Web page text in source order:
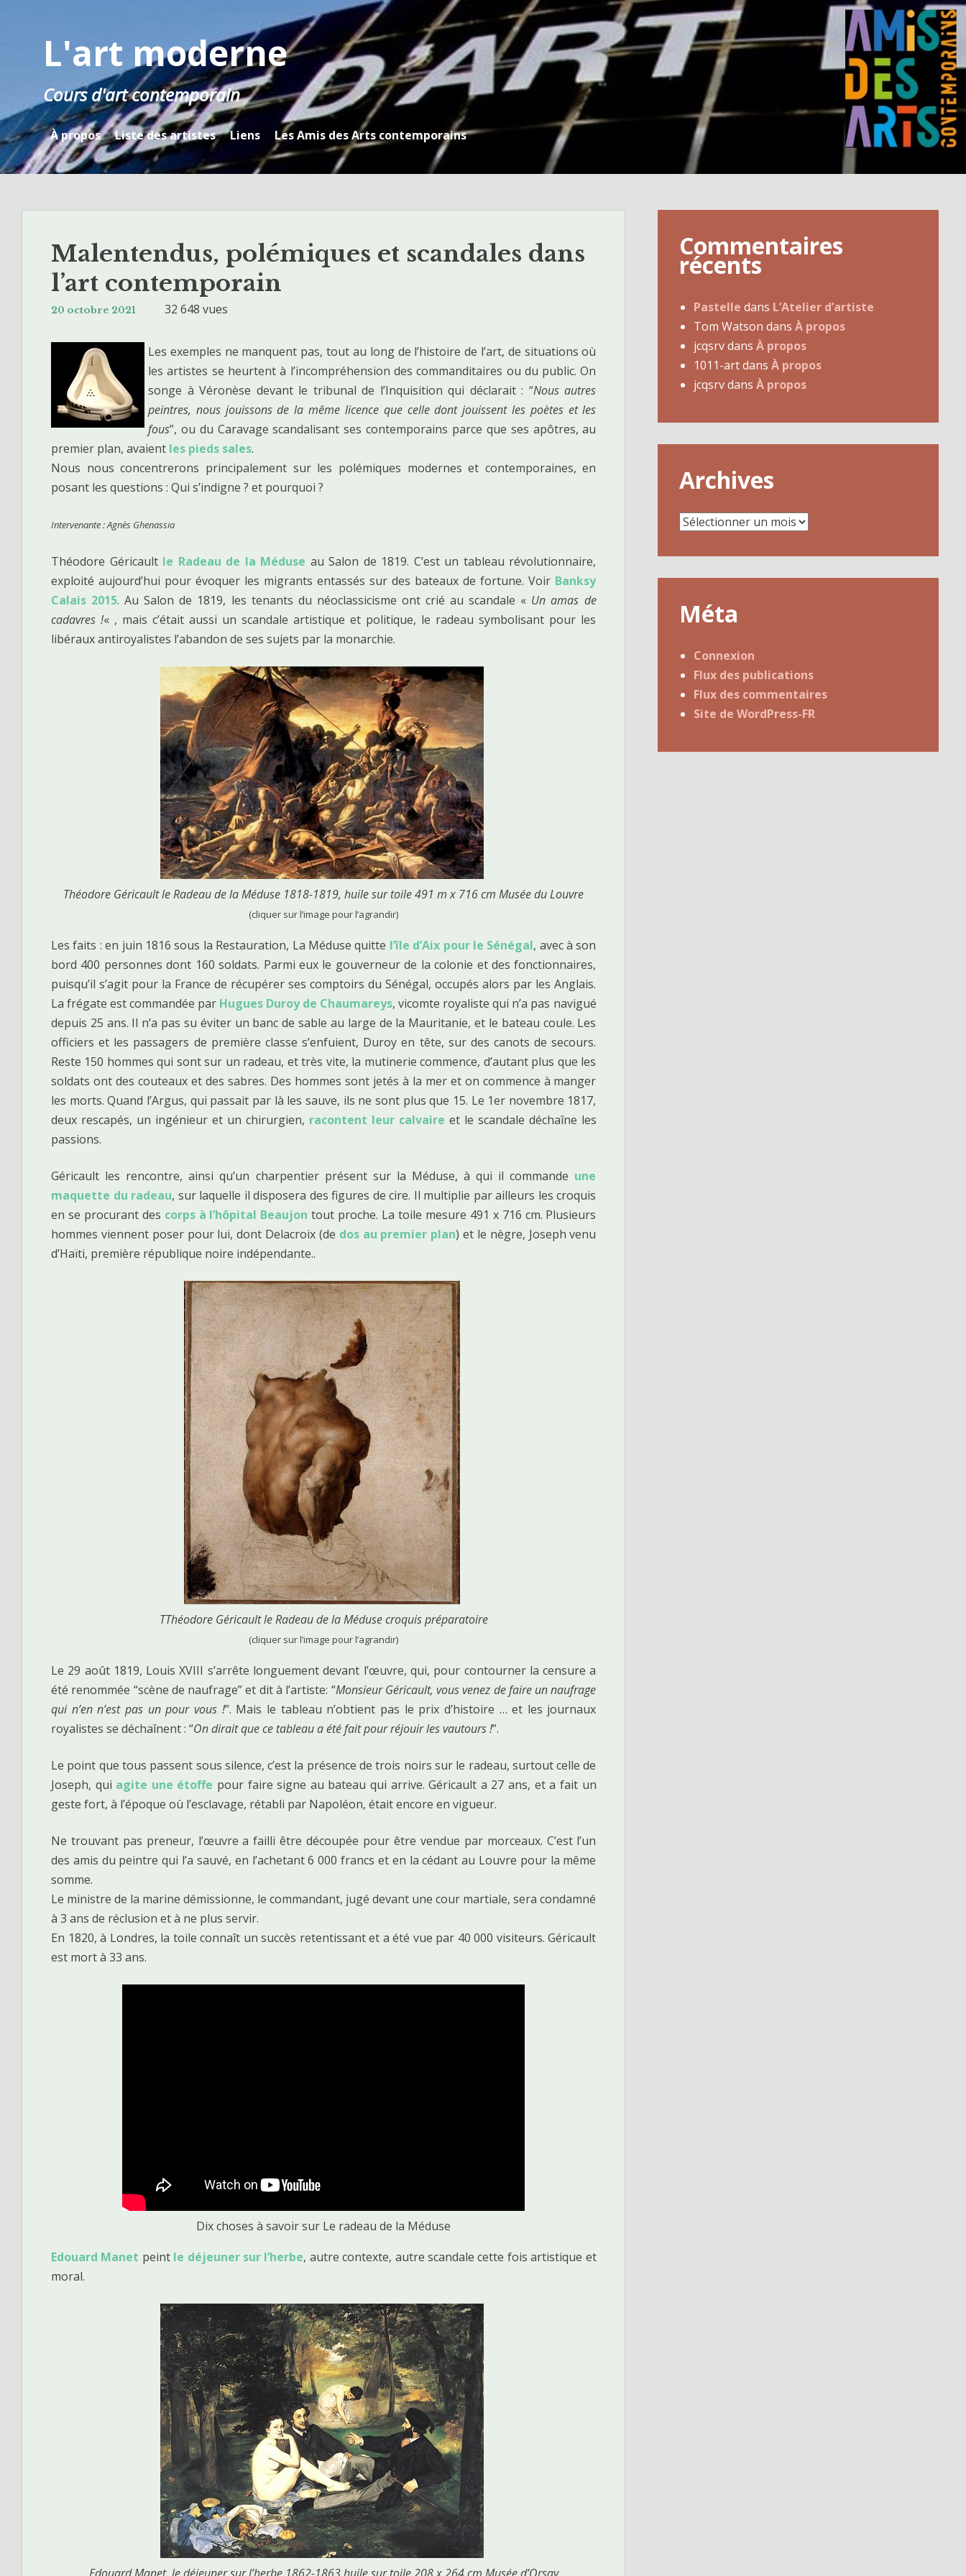
L'art moderne
Cours d'art contemporain
À propos Liste des artistes Liens Les Amis des Arts contemporains
Malentendus, polémiques et scandales dans
l’art contemporain
20 octobre 2021 32 648 vues
Les exemples ne manquent pas, tout au long de l’histoire de l’art, de situations où
les artistes se heurtent à l’incompréhension des commanditaires ou du public. On
songe à Véronèse devant le tribunal de l’Inquisition qui déclarait : “Nous autres
peintres, nous jouissons de la même licence que celle dont jouissent les poètes et les
fous”, ou du Caravage scandalisant ses contemporains parce que ses apôtres, au
premier plan, avaient les pieds sales.
Nous nous concentrerons principalement sur les polémiques modernes et contemporaines, en
posant les questions : Qui s’indigne ? et pourquoi ?
Intervenante : Agnès Ghenassia
Théodore Géricault le Radeau de la Méduse au Salon de 1819. C’est un tableau révolutionnaire,
exploité aujourd’hui pour évoquer les migrants entassés sur des bateaux de fortune. Voir Banksy
Calais 2015. Au Salon de 1819, les tenants du néoclassicisme ont crié au scandale « Un amas de
cadavres !« , mais c’était aussi un scandale artistique et politique, le radeau symbolisant pour les
libéraux antiroyalistes l’abandon de ses sujets par la monarchie.
Théodore Géricault le Radeau de la Méduse 1818-1819, huile sur toile 491 m x 716 cm Musée du Louvre
(cliquer sur l’image pour l’agrandir)
Les faits : en juin 1816 sous la Restauration, La Méduse quitte l’île d’Aix pour le Sénégal, avec à son
bord 400 personnes dont 160 soldats. Parmi eux le gouverneur de la colonie et des fonctionnaires,
puisqu’il s’agit pour la France de récupérer ses comptoirs du Sénégal, occupés alors par les Anglais.
La frégate est commandée par Hugues Duroy de Chaumareys, vicomte royaliste qui n’a pas navigué
depuis 25 ans. Il n’a pas su éviter un banc de sable au large de la Mauritanie, et le bateau coule. Les
officiers et les passagers de première classe s’enfuient, Duroy en tête, sur des canots de secours.
Reste 150 hommes qui sont sur un radeau, et très vite, la mutinerie commence, d’autant plus que les
soldats ont des couteaux et des sabres. Des hommes sont jetés à la mer et on commence à manger
les morts. Quand l’Argus, qui passait par là les sauve, ils ne sont plus que 15. Le 1er novembre 1817,
deux rescapés, un ingénieur et un chirurgien, racontent leur calvaire et le scandale déchaîne les
passions.
Géricault les rencontre, ainsi qu’un charpentier présent sur la Méduse, à qui il commande une
maquette du radeau, sur laquelle il disposera des figures de cire. Il multiplie par ailleurs les croquis
en se procurant des corps à l’hôpital Beaujon tout proche. La toile mesure 491 x 716 cm. Plusieurs
hommes viennent poser pour lui, dont Delacroix (de dos au premier plan) et le nègre, Joseph venu
d’Haïti, première république noire indépendante..
TThéodore Géricault le Radeau de la Méduse croquis préparatoire
(cliquer sur l’image pour l’agrandir)
Le 29 août 1819, Louis XVIII s’arrête longuement devant l’œuvre, qui, pour contourner la censure a
été renommée “scène de naufrage” et dit à l’artiste: “Monsieur Géricault, vous venez de faire un naufrage
qui n’en n’est pas un pour vous !”. Mais le tableau n’obtient pas le prix d’histoire … et les journaux
royalistes se déchaînent : “On dirait que ce tableau a été fait pour réjouir les vautours !”.
Le point que tous passent sous silence, c’est la présence de trois noirs sur le radeau, surtout celle de
Joseph, qui agite une étoffe pour faire signe au bateau qui arrive. Géricault a 27 ans, et a fait un
geste fort, à l’époque où l’esclavage, rétabli par Napoléon, était encore en vigueur.
Ne trouvant pas preneur, l’œuvre a failli être découpée pour être vendue par morceaux. C’est l’un
des amis du peintre qui l’a sauvé, en l’achetant 6 000 francs et en la cédant au Louvre pour la même
somme.
Le ministre de la marine démissionne, le commandant, jugé devant une cour martiale, sera condamné
à 3 ans de réclusion et à ne plus servir.
En 1820, à Londres, la toile connaît un succès retentissant et a été vue par 40 000 visiteurs. Géricault
est mort à 33 ans.
Dix choses à savoir sur Le radeau de la Méduse
Edouard Manet peint le déjeuner sur l’herbe, autre contexte, autre scandale cette fois artistique et
moral.
Commentaires
récents
Pastelle dans L’Atelier d’artiste
Tom Watson dansÀ propos
jcqsrvdansÀ propos
1011-artdansÀ propos
jcqsrvdansÀ propos
Archives
Archives
Méta
Connexion
Flux des publications
Flux des commentaires
Site de WordPress-FR